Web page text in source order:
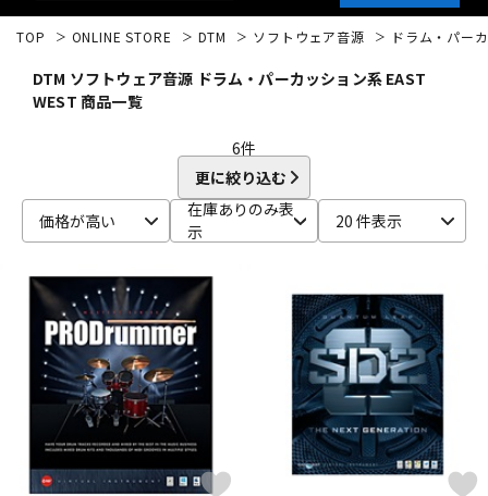
ベース ウクレレ
ドラム パーカッション
キーボード 電子ピアノ
管楽器 その他楽器
TOP ONLINE STORE DTM ソフトウェア音源 ドラム・パー
DTM ソフトウェア音源 ドラム・パーカッション系 EAST
WEST 商品一覧
6件
更に絞り込む
価格が高い
在庫ありのみ表
示
20 件表示